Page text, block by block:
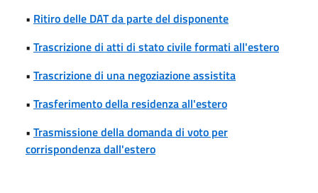
• Ritiro delle DAT da parte del disponente
• Trascrizione di atti di stato civile formati all'estero
• Trascrizione di una negoziazione assistita
• Trasferimento della residenza all'estero
• Trasmissione della domanda di voto per
corrispondenza dall'estero